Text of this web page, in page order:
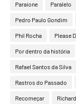
Paraione Paralelo
Pedro Paulo Gondim
Phil Rocha Please
Por dentro da história
Rafael Santos da Silva
Rastros do Passado
Recomeçar